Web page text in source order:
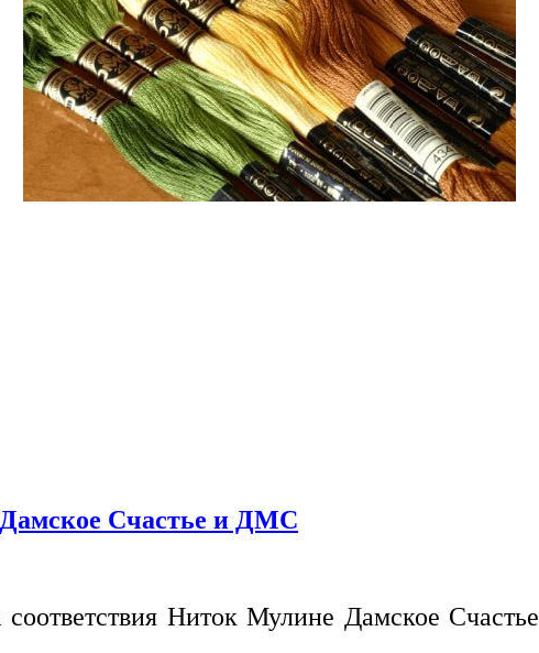
Счастье и ДМС
соответствия Ниток Мулине Дамское